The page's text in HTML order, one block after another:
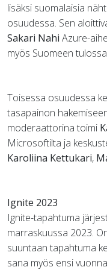
lisäksi suomalaisia
osuudessa. Sen
Sakari Nahi Azure-
myös Suomeen
Toisessa osuudessa
tasapainon
moderaattorina toimi
Microsoftilta ja
Karoliina Kettukari,
Ignite 2023
Ignite-tapahtuma
marraskuussa 2023.
suuntaan tapahtuma
sana myös ensi